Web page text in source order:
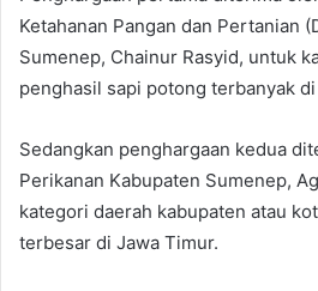
Ketahanan Pangan dan Pertanian
Sumenep, Chainur Rasyid, untuk
penghasil sapi potong terbanyak
Sedangkan penghargaan kedua
Perikanan Kabupaten Sumenep,
kategori daerah kabupaten atau
terbesar di Jawa Timur.